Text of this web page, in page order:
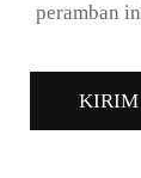
peramban